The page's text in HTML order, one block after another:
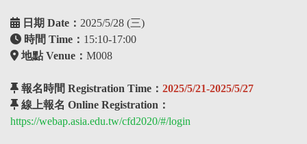
日期 Date： 2025/5/28 (三)
時間 Time： 15:10-17:00
地點 Venue： M008
報名時間 Registration Time： 2025/5/21-2025/5/27
線上報名 Online Registration：
https://webap.asia.edu.tw/cfd2020/#/login